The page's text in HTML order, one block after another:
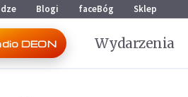
Blogi faceBóg Sklep
DEON Wydarzenia